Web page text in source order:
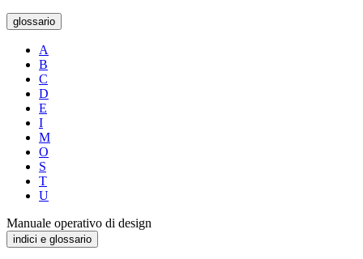
glossario
A
B
C
D
E
I
M
O
S
T
U
Manuale operativo di design
indici e glossario